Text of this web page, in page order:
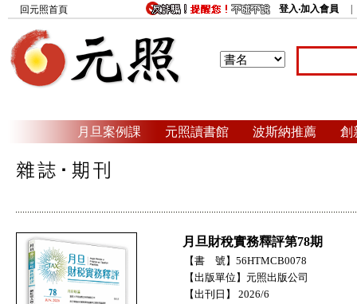
回元照首頁 登入‧加入會員
月旦案例課 元照讀書館 波斯納推薦 創
月旦財稅實務釋評第78期
【書 號】56HTMCB0078
【出版單位】元照出版公司
【出刊日】 2026/6